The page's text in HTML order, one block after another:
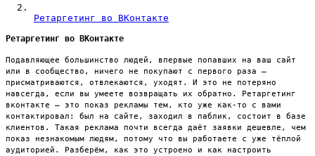
Ретаргетинг во ВКонтакте
Ретаргетинг во ВКонтакте
Подавляющее большинство людей, впервые попавших на ваш сайт
или в сообщество, ничего не покупают с первого раза —
присматриваются, отвлекаются, уходят. И это не потеряно
навсегда, если вы умеете возвращать их обратно. Ретаргетинг
вконтакте — это показ рекламы тем, кто уже как-то с вами
контактировал: был на сайте, заходил в паблик, состоит в базе
клиентов. Такая реклама почти всегда даёт заявки дешевле, чем
показ незнакомым людям, потому что вы работаете с уже тёплой
аудиторией. Разберём, как это устроено и как настроить